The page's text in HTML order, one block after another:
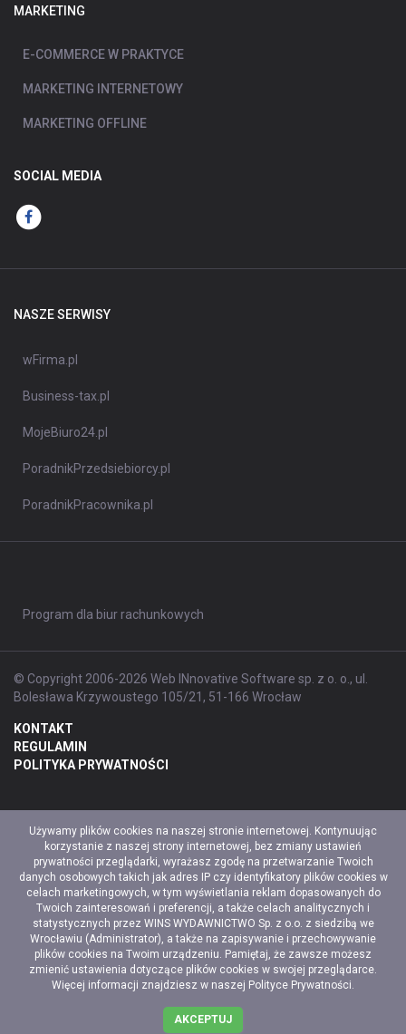
MARKETING
E-COMMERCE W PRAKTYCE
MARKETING INTERNETOWY
MARKETING OFFLINE
SOCIAL MEDIA
NASZE SERWISY
wFirma.pl
Business-tax.pl
MojeBiuro24.pl
PoradnikPrzedsiebiorcy.pl
PoradnikPracownika.pl
Program dla biur rachunkowych
© Copyright 2006-2026 Web INnovative Software sp. z o. o., ul.
Bolesława Krzywoustego 105/21, 51-166 Wrocław
KONTAKT
REGULAMIN
POLITYKA PRYWATNOŚCI
Używamy plików cookies na naszej stronie internetowej. Kontynuując
korzystanie z naszej strony internetowej, bez zmiany ustawień
prywatności przeglądarki, wyrażasz zgodę na przetwarzanie Twoich
danych osobowych takich jak adres IP czy identyfikatory plików cookies w
celach marketingowych, w tym wyświetlania reklam dopasowanych do
Twoich zainteresowań i preferencji, a także celach analitycznych i
statystycznych przez WINS WYDAWNICTWO Sp. z o.o. z siedzibą we
Wrocławiu (Administrator), a także na zapisywanie i przechowywanie
plików cookies na Twoim urządzeniu. Pamiętaj, że zawsze możesz
zmienić ustawienia dotyczące plików cookies w swojej przeglądarce.
Więcej informacji znajdziesz w naszej Polityce Prywatności.
AKCEPTUJ